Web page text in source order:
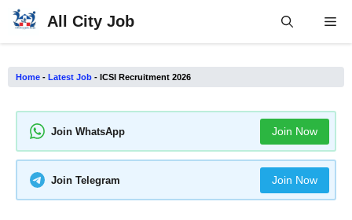
Skip
All City Job
Home - Latest Job - ICSI Recruitment 2026
Join WhatsApp Join Now
Join Telegram Join Now